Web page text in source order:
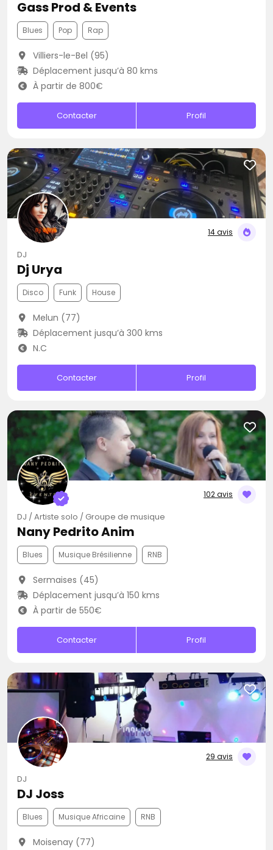
Gass Prod & Events
Blues Pop Rap
Villiers-le-Bel (95)
Déplacement jusqu’à 80 kms
À partir de 800€
Contacter Profil
14 avis
DJ
Dj Urya
Disco Funk House
Melun (77)
Déplacement jusqu’à 300 kms
N.C
Contacter Profil
102 avis
DJ / Artiste solo / Groupe de musique
Nany Pedrito Anim
Blues Musique Brésilienne RNB
Sermaises (45)
Déplacement jusqu’à 150 kms
À partir de 550€
Contacter Profil
29 avis
DJ
DJ Joss
Blues Musique Africaine RNB
Moisenay (77)